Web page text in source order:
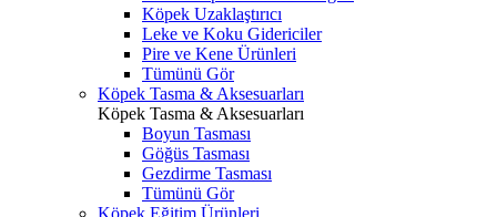
Köpek Uzaklaştırıcı
Leke ve Koku Gidericiler
Pire ve Kene Ürünleri
Tümünü Gör
Köpek Tasma & Aksesuarları
Köpek Tasma & Aksesuarları
Boyun Tasması
Göğüs Tasması
Gezdirme Tasması
Tümünü Gör
Köpek Eğitim Ürünleri